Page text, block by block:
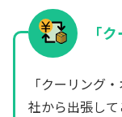
「
「クーリング
社から出張し